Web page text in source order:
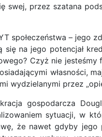
swej, przez szatana
społeczeństwa –
na jego potencjał
Czyż nie
własności,
wydzielanymi przez
gospodarcza
sytuacji, w
że nawet gdyby